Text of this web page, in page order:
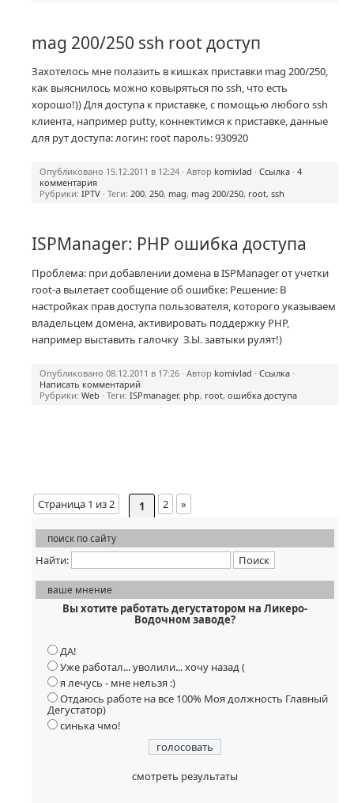
mag 200/250 ssh root доступ
Захотелось мне полазить в кишках приставки mag 200/250,
как выяснилось можно ковыряться по ssh, что есть
хорошо!)) Для доступа к приставке, с помощью любого ssh
клиента, например putty, коннектимся к приставке, данные
для рут доступа: логин: root пароль: 930920
Опубликовано 15.12.2011 в 12:24 · Автор komivlad · Ссылка · 4
комментария
Рубрики: IPTV · Теги: 200, 250, mag, mag 200/250, root, ssh
ISPManager: PHP ошибка доступа
Проблема: при добавлении домена в ISPManager от учетки
root-a вылетает сообщение об ошибке: Решение: В
настройках прав доступа пользователя, которого указываем
владельцем домена, активировать поддержку PHP,
например выставить галочку З.Ы. завтыки рулят!)
Опубликовано 08.12.2011 в 17:26 · Автор komivlad · Ссылка ·
Написать комментарий
Рубрики: Web · Теги: ISPmanager, php, root, ошибка доступа
Страница 1 из 2 1 2 »
поиск по сайту
Найти:
ваше мнение
Вы хотите работать дегустатором на Ликеро-
Водочном заводе?
ДА!
Уже работал... уволили... хочу назад (
я лечусь - мне нельзя :)
Отдаюсь работе на все 100% Моя должность Главный
Дегустатор)
синька чмо!
смотреть результаты